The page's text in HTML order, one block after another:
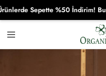
Organikscarf
Sepette %50 İndirim! Bu